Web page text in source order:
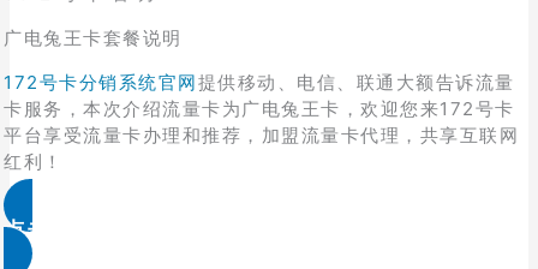
广电兔王卡套餐说明
172号卡分销系统官网提供移动、电信、联通大额告诉流量
卡服务，本次介绍流量卡为广电兔王卡，欢迎您来172号卡
平台享受流量卡办理和推荐，加盟流量卡代理，共享互联网
红利！
点击免费领取